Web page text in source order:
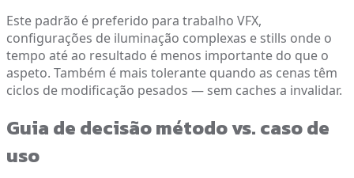
Este padrão é preferido para trabalho VFX,
configurações de iluminação complexas e stills onde o
tempo até ao resultado é menos importante do que o
aspeto. Também é mais tolerante quando as cenas têm
ciclos de modificação pesados — sem caches a invalidar.
Guia de decisão método vs. caso de
uso